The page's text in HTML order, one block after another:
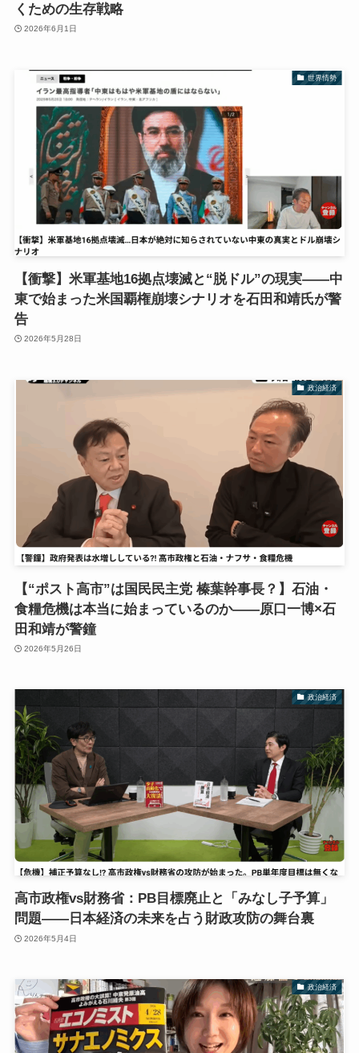
くための生存戦略
2026年6月1日
世界情勢
【衝撃】米軍基地16拠点壊滅と“脱ドル”の現実――中
東で始まった米国覇権崩壊シナリオを石田和靖氏が警
告
2026年5月28日
政治経済
【“ポスト高市”は国民民主党 榛葉幹事長？】石油・
食糧危機は本当に始まっているのか――原口一博×石
田和靖が警鐘
2026年5月26日
政治経済
高市政権vs財務省：PB目標廃止と「みなし子予算」
問題——日本経済の未来を占う財政攻防の舞台裏
2026年5月4日
政治経済